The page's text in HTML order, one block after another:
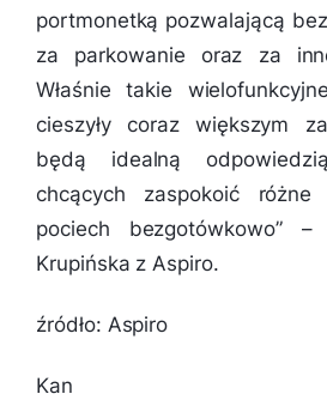
portmonetką pozwalającą
za parkowanie oraz za
Właśnie takie
cieszyły coraz większym
będą idealną
chcących zaspokoić
pociech bezgotówkowo” –
Krupińska z Aspiro.
źródło: Aspiro
Kan